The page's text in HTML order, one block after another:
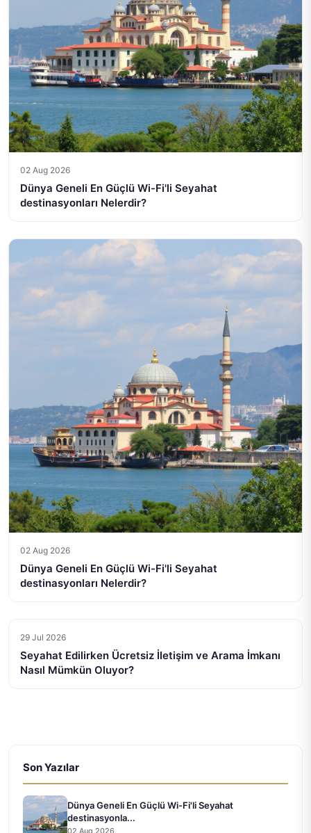
02 Aug 2026
Dünya Geneli En Güçlü Wi-Fi'li Seyahat
destinasyonları Nelerdir?
02 Aug 2026
Dünya Geneli En Güçlü Wi-Fi'li Seyahat
destinasyonları Nelerdir?
29 Jul 2026
Seyahat Edilirken Ücretsiz İletişim ve Arama İmkanı
Nasıl Mümkün Oluyor?
Son Yazılar
Dünya Geneli En Güçlü Wi-Fi'li Seyahat
destinasyonla...
02 Aug 2026